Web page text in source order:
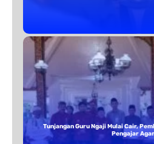
Tunjangan Guru Ngaji Mulai Cair,
Pengajar